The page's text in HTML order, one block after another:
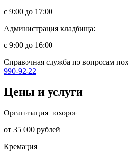
с 9:00 до 17:00
Администрация кладбища:
с 9:00 до 16:00
Справочная служба по вопросам
990-92-22
Цены и услуги
Организация похорон
от 35 000 рублей
Кремация